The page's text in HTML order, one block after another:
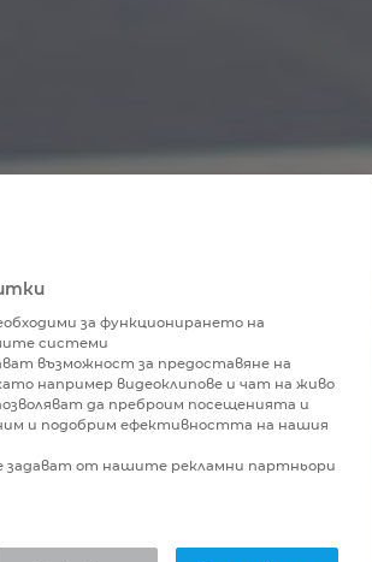
за функционирането на
системи
възможност за предоставяне на
например видеоклипове и чат на живо
да преброим посещенията и
и подобрим ефективността на нашия
задават от нашите рекламни партньори